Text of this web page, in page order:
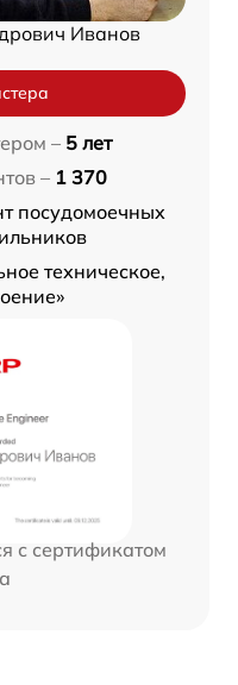
Иванов
– 5 лет
– 1 370
посудомоечных
техническое,
с сертификатом